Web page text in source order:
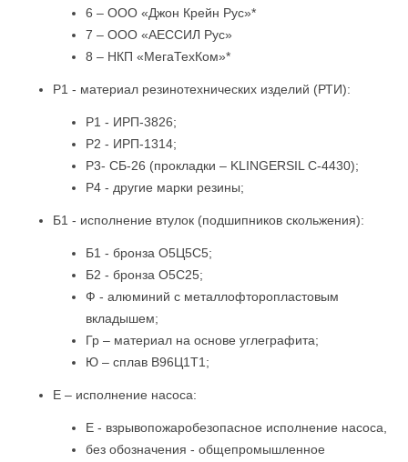
6 – ООО «Джон Крейн Рус»*
7 – ООО «АЕССИЛ Рус»
8 – НКП «МегаТехКом»*
Р1 - материал резинотехнических изделий (РТИ):
Р1 - ИРП-3826;
Р2 - ИРП-1314;
Р3- СБ-26 (прокладки – KLINGERSIL C-4430);
Р4 - другие марки резины;
Б1 - исполнение втулок (подшипников скольжения):
Б1 - бронза О5Ц5С5;
Б2 - бронза О5С25;
Ф - алюминий с металлофторопластовым
вкладышем;
Гр – материал на основе углеграфита;
Ю – сплав В96Ц1Т1;
Е – исполнение насоса:
Е - взрывопожаробезопасное исполнение насоса,
без обозначения - общепромышленное